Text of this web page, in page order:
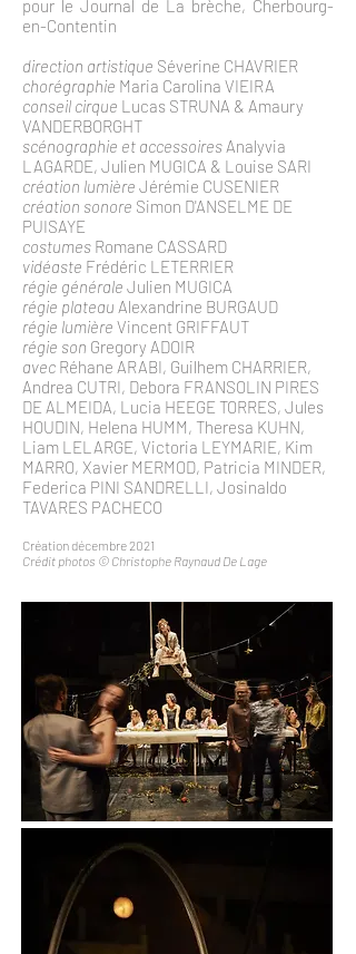
pour le Journal de La brèche, Cherbourg-
en-Contentin
direction artistique Séverine CHAVRIER
chorégraphie Maria Carolina VIEIRA
conseil cirque Lucas STRUNA & Amaury
VANDERBORGHT
scénographie et accessoires Analyvia
LAGARDE, Julien MUGICA & Louise SARI
création lumière Jérémie CUSENIER
création sonore Simon D'ANSELME DE
PUISAYE
costumes Romane CASSARD
vidéaste Frédéric LETERRIER
régie générale Julien MUGICA
régie plateau Alexandrine BURGAUD
régie lumière Vincent GRIFFAUT
régie son Gregory ADOIR
avec Réhane ARABI, Guilhem CHARRIER,
Andrea CUTRI, Debora FRANSOLIN PIRES
DE ALMEIDA, Lucia HEEGE TORRES, Jules
HOUDIN, Helena HUMM, Theresa KUHN,
Liam LELARGE, Victoria LEYMARIE, Kim
MARRO, Xavier MERMOD, Patricia MINDER,
Federica PINI SANDRELLI, Josinaldo
TAVARES PACHECO
Création décembre 2021
Crédit photos © Christophe Raynaud De Lage